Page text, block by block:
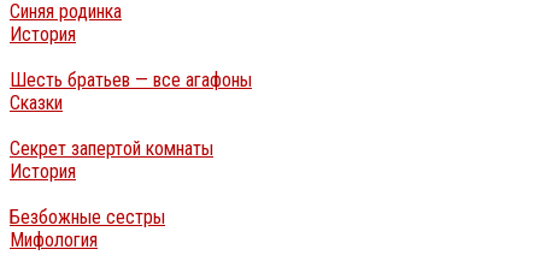
Синяя родинка
История
Шесть братьев — все агафоны
Сказки
Секрет запертой комнаты
История
Безбожные сестры
Мифология